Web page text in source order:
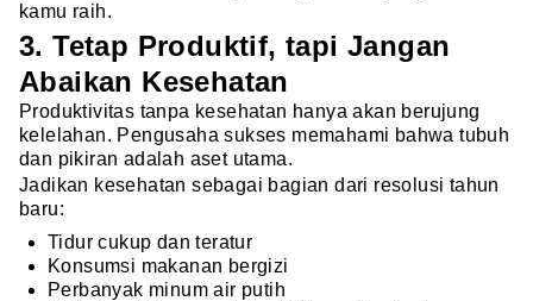
kamu raih.
3. Tetap Produktif, tapi Jangan
Abaikan Kesehatan
Produktivitas tanpa kesehatan hanya akan berujung
kelelahan. Pengusaha sukses memahami bahwa tubuh
dan pikiran adalah aset utama.
Jadikan kesehatan sebagai bagian dari resolusi tahun
baru:
Tidur cukup dan teratur
Konsumsi makanan bergizi
Perbanyak minum air putih